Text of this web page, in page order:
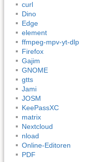
curl
Dino
Edge
element
ffmpeg-mpv-yt-dlp
Firefox
Gajim
GNOME
gtts
Jami
JOSM
KeePassXC
matrix
Nextcloud
nload
Online-Editoren
PDF